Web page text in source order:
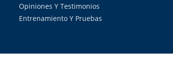
Opiniones Y Testimonios
Entrenamiento Y Pruebas